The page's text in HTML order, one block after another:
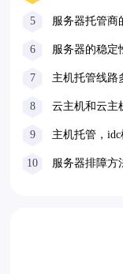
5 服务器托管商
6 服务器的稳定
7 主机托管线路
8 云主机和云主
9 主机托管，
10 服务器排障方